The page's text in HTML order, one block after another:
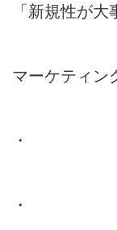
「新規性が
マーケティン
・
・